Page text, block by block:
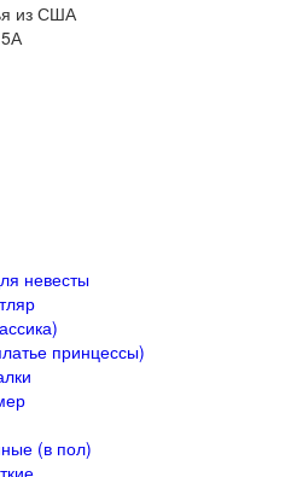
из США
невесты
принцессы)
(в пол)